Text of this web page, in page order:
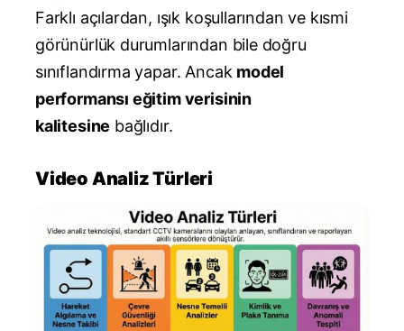
Farklı açılardan, ışık koşullarından ve kısmi
görünürlük durumlarından bile doğru
sınıflandırma yapar. Ancak model
performansı eğitim verisinin
kalitesine bağlıdır.
Video Analiz Türleri